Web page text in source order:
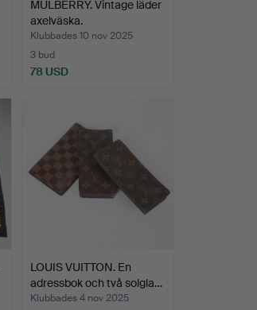
MULBERRY. Vintage läder
axelväska.
Klubbades 10 nov 2025
3 bud
78 USD
LOUIS VUITTON. En
adressbok och två solgla…
Klubbades 4 nov 2025